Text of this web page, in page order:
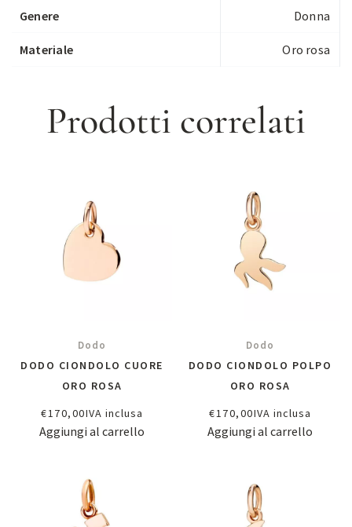
Genere Donna
Materiale Oro rosa
Prodotti correlati
Dodo
DODO CIONDOLO CUORE
ORO ROSA
€170,00IVA inclusa
Aggiungi al carrello
Dodo
DODO CIONDOLO POLPO
ORO ROSA
€170,00IVA inclusa
Aggiungi al carrello